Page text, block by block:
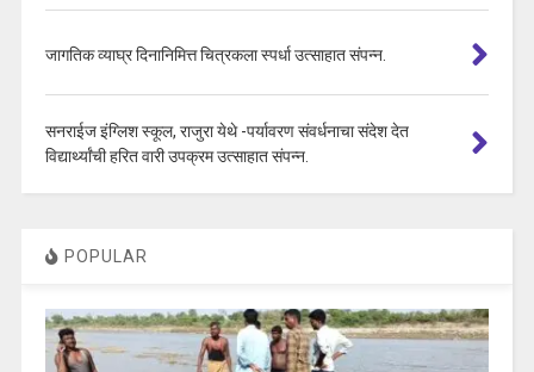
जागतिक व्याघ्र दिनानिमित्त चित्रकला स्पर्धा उत्साहात संपन्न.
सनराईज इंग्लिश स्कूल, राजुरा येथे -पर्यावरण संवर्धनाचा संदेश देत
विद्यार्थ्यांची हरित वारी उपक्रम उत्साहात संपन्न.
POPULAR